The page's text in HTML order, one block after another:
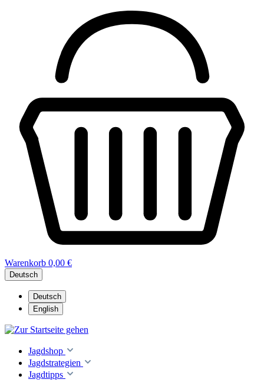
Warenkorb 0,00 €
Deutsch
Deutsch
English
Jagdshop
Jagdstrategien
Jagdtipps